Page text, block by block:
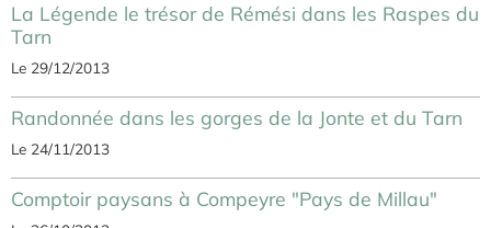
La Légende le trésor de Rémési dans les Raspes du
Tarn
Le 29/12/2013
Randonnée dans les gorges de la Jonte et du Tarn
Le 24/11/2013
Comptoir paysans à Compeyre "Pays de Millau"